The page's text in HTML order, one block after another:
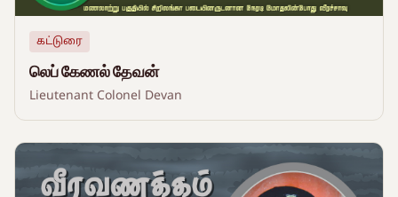
கட்டுரை
லெப் கேணல் தேவன்
Lieutenant Colonel Devan